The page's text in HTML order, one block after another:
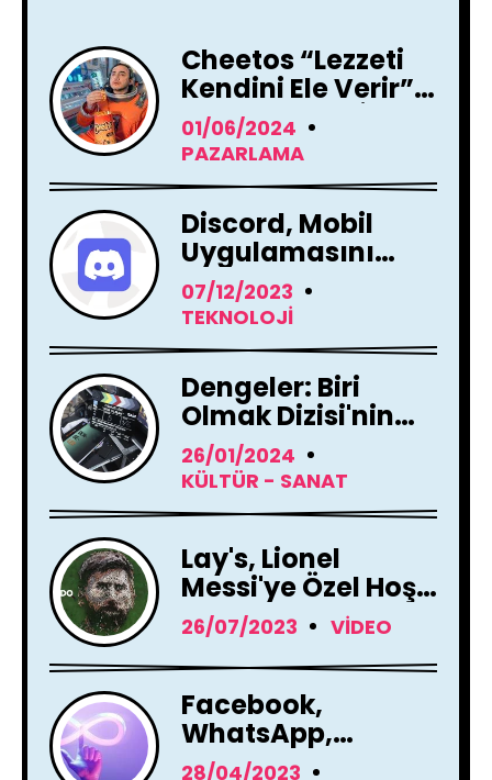
Cheetos “Lezzeti
Kendini Ele Verir”
Reklam Filmi İle
Yayında !
01/06/2024
PAZARLAMA
Discord, Mobil
Uygulamasını
Tamamen
Yenileme Kararı
07/12/2023
TEKNOLOJI
Dengeler: Biri
Olmak Dizisi'nin
Çekimleri Başladı !
26/01/2024
KÜLTÜR - SANAT
Lay's, Lionel
Messi'ye Özel Hoş
Geldin Mesajı!
26/07/2023 VIDEO
Facebook,
WhatsApp,
Instagram Yapay
28/04/2023